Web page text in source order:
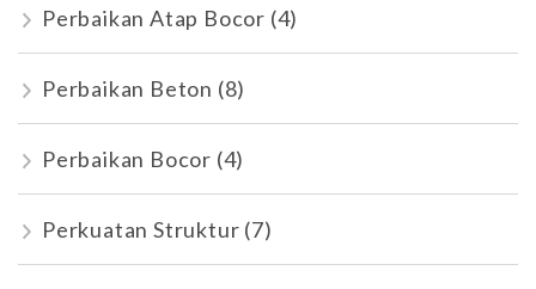
Perbaikan Atap Bocor (4)
Perbaikan Beton (8)
Perbaikan Bocor (4)
Perkuatan Struktur (7)